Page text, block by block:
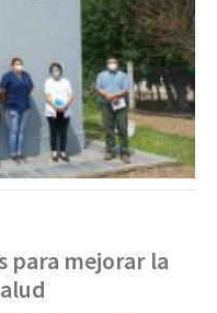
para mejorar la